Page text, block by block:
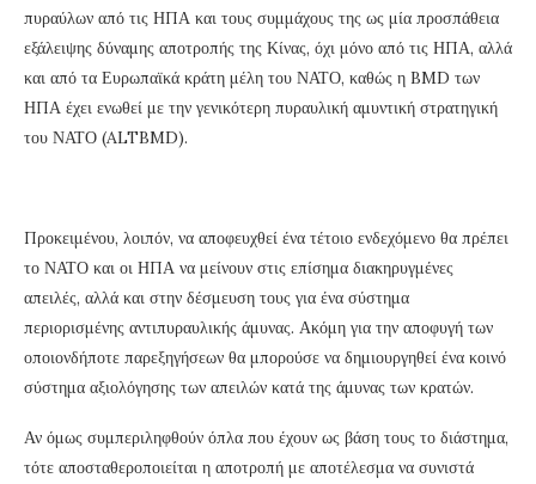
πυραύλων από τις ΗΠΑ και τους συμμάχους της ως μία προσπάθεια
εξάλειψης δύναμης αποτροπής της Κίνας, όχι μόνο από τις ΗΠΑ, αλλά
και από τα Ευρωπαϊκά κράτη μέλη του ΝΑΤΟ, καθώς η BMD των
ΗΠΑ έχει ενωθεί με την γενικότερη πυραυλική αμυντική στρατηγική
του ΝΑΤΟ (ALTBMD).
Προκειμένου, λοιπόν, να αποφευχθεί ένα τέτοιο ενδεχόμενο θα πρέπει
το ΝΑΤΟ και οι ΗΠΑ να μείνουν στις επίσημα διακηρυγμένες
απειλές, αλλά και στην δέσμευση τους για ένα σύστημα
περιορισμένης αντιπυραυλικής άμυνας. Ακόμη για την αποφυγή των
οποιονδήποτε παρεξηγήσεων θα μπορούσε να δημιουργηθεί ένα κοινό
σύστημα αξιολόγησης των απειλών κατά της άμυνας των κρατών.
Αν όμως συμπεριληφθούν όπλα που έχουν ως βάση τους το διάστημα,
τότε αποσταθεροποιείται η αποτροπή με αποτέλεσμα να συνιστά